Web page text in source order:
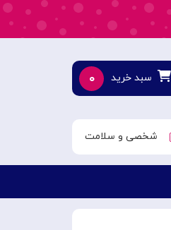
سبد خرید ۰
شخصی و سلامت